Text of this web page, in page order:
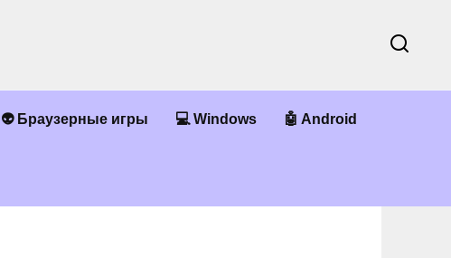
👽 Браузерные игры 💻 Windows 🤖 Android